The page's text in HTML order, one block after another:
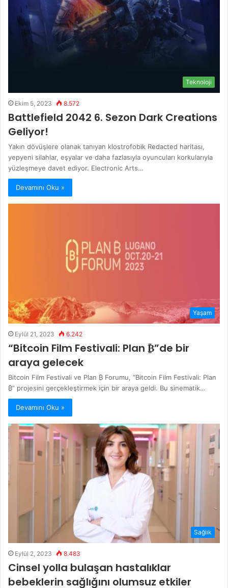
Teknoloji
Ekim 5, 2023 8.572
Battlefield 2042 6. Sezon Dark Creations
Geliyor!
Yakın dövüşlere olanak tanıyan klostrofobik Redacted haritası,
yepyeni silahlar, eşyalar ve daha fazlasıyla oyuncuları korkularıyla
yüzleşmeye davet ediyor. Electronic Arts…
Devamını Oku »
Yaşam
Eylül 21, 2023 6.242
“Bitcoin Film Festivali: Plan ₿”de bir
araya gelecek
Bitcoin Film Festivali ve Plan ₿ Forumu, “Bitcoin Film Festivali: Plan
₿” projesini gerçekleştirmek için bir araya geldi. Bu sinematik…
Devamını Oku »
Sağlık
Eylül 2, 2023 8.483
Cinsel yolla bulaşan hastalıklar
bebeklerin sağlığını olumsuz etkiler